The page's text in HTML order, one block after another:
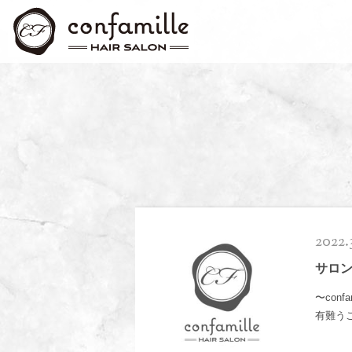
サロ
〜
有難う